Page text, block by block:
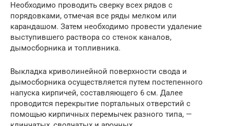
Необходимо проводить сверку всех рядов с
порядовками, отмечая все ряды мелком или
карандашом. Затем необходимо провести удаление
выступившего раствора со стенок каналов,
дымосборника и топливника.
Выкладка криволинейной поверхности свода и
дымосборника осуществляется путем постепенного
напуска кирпичей, составляющего 6 см. Далее
проводится перекрытие портальных отверстий с
помощью кирпичных перемычек разного типа, —